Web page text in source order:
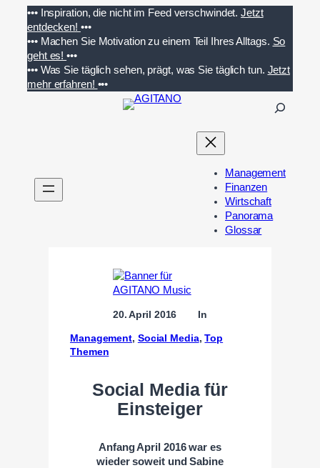
Inhalt
springen
••• Inspiration, die nicht im Feed verschwindet. Jetzt
entdecken! •••
••• Machen Sie Motivation zu einem Teil Ihres Alltags. So
geht es!•••
••• Was Sie täglich sehen, prägt, was Sie täglich tun. Jetzt
mehr erfahren! •••
n
Management
Finanzen
Wirtschaft
Panorama
Glossar
20. April 2016 In
Management, Social Media, Top
Themen
Social Media für
Einsteiger
Anfang April 2016 war es
wieder soweit und Sabine